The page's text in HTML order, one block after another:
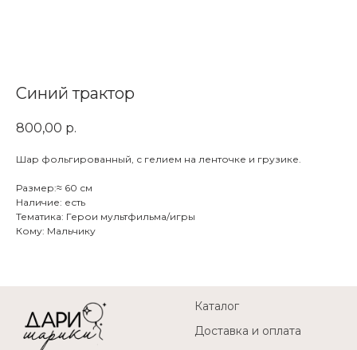
Синий трактор
800,00 р.
Шар фольгированный, с гелием на ленточке и грузике.
Размер:≈ 60 см
Наличие: есть
Тематика: Герои мультфильма/игры
Кому: Мальчику
Каталог
Доставка и оплата